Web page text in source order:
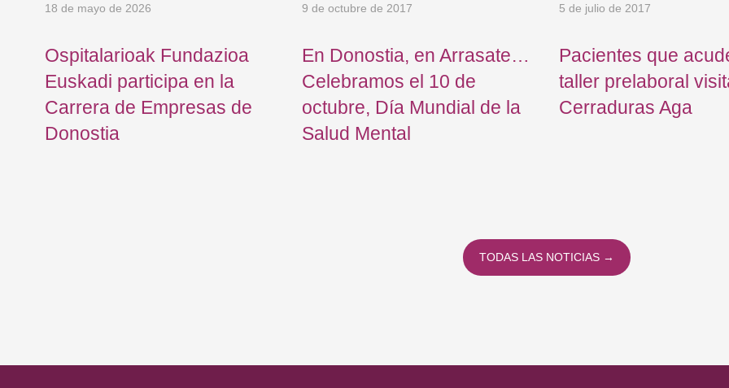
18 de mayo de 2026
Ospitalarioak Fundazioa
Euskadi participa en la
Carrera de Empresas de
Donostia
9 de octubre de 2017
En Donostia, en Arrasate…
Celebramos el 10 de
octubre, Día Mundial de la
Salud Mental
5 de julio de 2017
Pacientes que
taller prelaboral
Cerraduras Aga
TODAS LAS NOTICIAS →